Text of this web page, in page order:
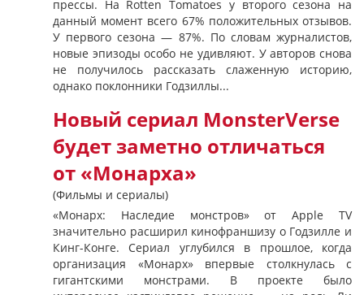
прессы. На Rotten Tomatoes у второго сезона на
данный момент всего 67% положительных отзывов.
У первого сезона — 87%. По словам журналистов,
новые эпизоды особо не удивляют. У авторов снова
не получилось рассказать слаженную историю,
однако поклонники Годзиллы...
Новый сериал MonsterVerse
будет заметно отличаться
от «Монарха»
(Фильмы и сериалы)
«Монарх: Наследие монстров» от Apple TV
значительно расширил кинофраншизу о Годзилле и
Кинг-Конге. Сериал углубился в прошлое, когда
организация «Монарх» впервые столкнулась с
гигантскими монстрами. В проекте было